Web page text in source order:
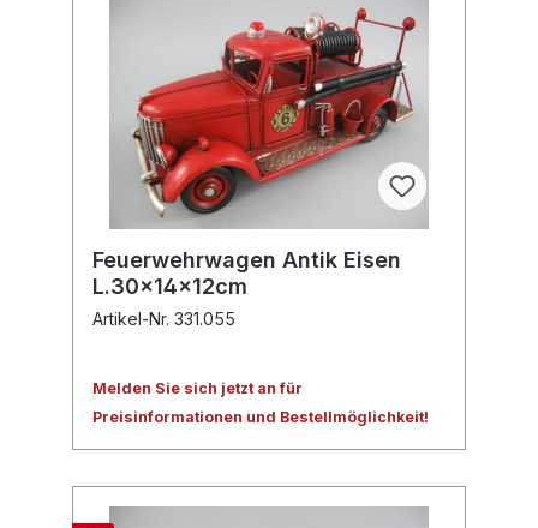
Feuerwehrwagen Antik Eisen
L.30x14x12cm
Artikel-Nr. 331.055
Melden Sie sich jetzt an für
Preisinformationen und Bestellmöglichkeit!